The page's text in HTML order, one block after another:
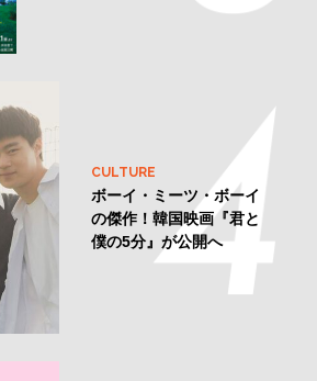
CULTURE
ボーイ・ミーツ・ボーイ
の傑作！韓国映画『君と
僕の5分』が公開へ